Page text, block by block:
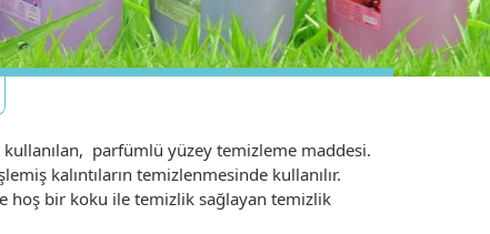
kullanılan, parfümlü yüzey temizleme maddesi.
kalıntıların temizlenmesinde kullanılır.
hoş bir koku ile temizlik sağlayan temizlik